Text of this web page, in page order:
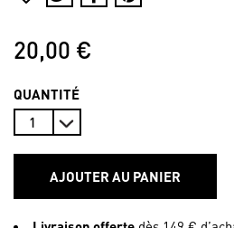
20,00 €
QUANTITÉ
AJOUTER AU PANIER